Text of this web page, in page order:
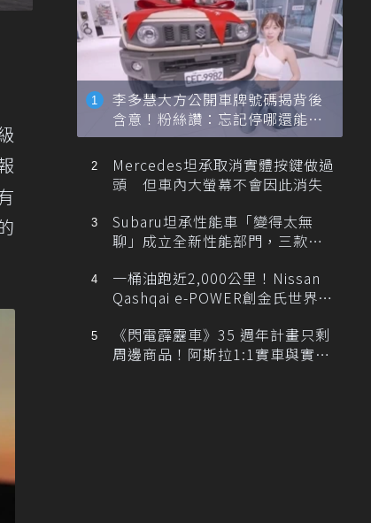
李多慧大方公開車牌號碼揭背後
含意！粉絲讚：忘記停哪還能幫
忙找車
Mercedes坦承取消實體按鍵做過
頭 但車內大螢幕不會因此消失
Subaru坦承性能車「變得太無
聊」成立全新性能部門，三款手
一桶油跑近2,000公里！Nissan
Qashqai e-POWER創金氏世界紀
《閃電霹靂車》35 週年計畫只剩
周邊商品！阿斯拉1:1實車與實體